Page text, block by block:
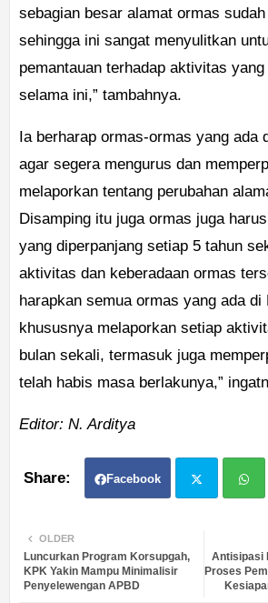
sebagian besar alamat ormas
sehingga ini sangat menyulitkan
pemantauan terhadap aktivitas
selama ini,” tambahnya.
Ia berharap ormas-ormas yang ada
agar segera mengurus dan
melaporkan tentang perubahan
Disamping itu juga ormas juga
yang diperpanjang setiap 5 tahun
aktivitas dan keberadaan ormas
harapkan semua ormas yang ada di
khususnya melaporkan setiap
bulan sekali, termasuk juga
telah habis masa berlakunya,”
Editor: N. Arditya
Facebook
ter atsa
Antisipasi
Proses
OLDER
Luncurkan Program Korsupgah,
KPK Yakin Mampu Minimalisir
Penyelewengan APBD